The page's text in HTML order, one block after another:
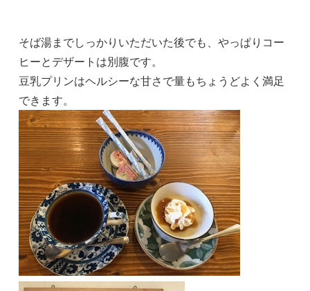
そば湯までしっかりいただいた後でも、やっぱりコー
ヒーとデザートは別腹です。
豆乳プリンはヘルシーな甘さで量もちょうどよく満足
できます。